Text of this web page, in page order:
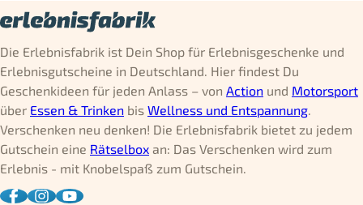
Die Erlebnisfabrik ist Dein Shop für Erlebnisgeschenke und
Erlebnisgutscheine in Deutschland. Hier findest Du
Geschenkideen für jeden Anlass – von Action und Motorsport
über Essen & Trinken bis Wellness und Entspannung.
Verschenken neu denken! Die Erlebnisfabrik bietet zu jedem
Gutschein eine Rätselbox an: Das Verschenken wird zum
Erlebnis - mit Knobelspaß zum Gutschein.